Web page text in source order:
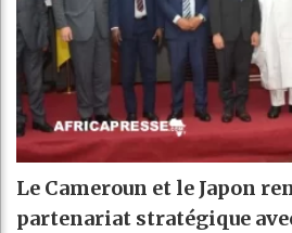
Le Cameroun et le Japon
partenariat stratégique